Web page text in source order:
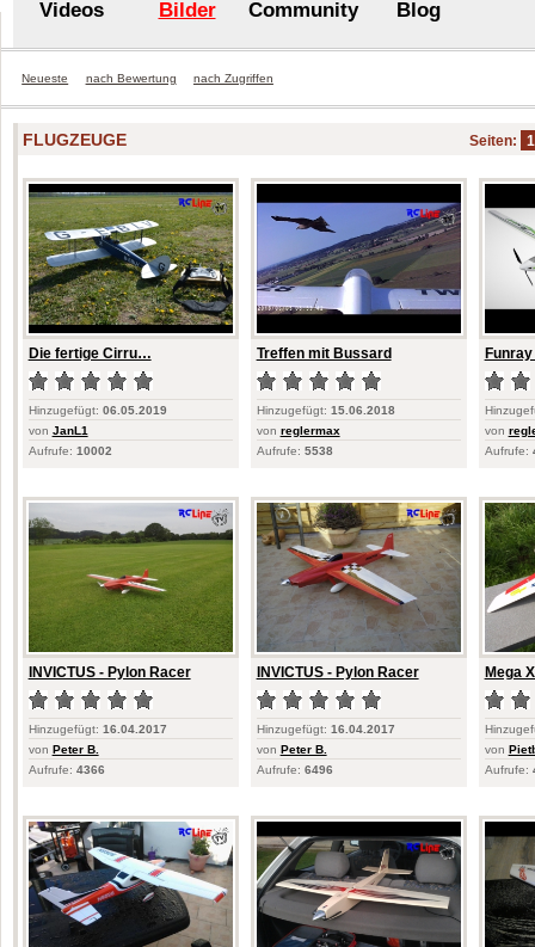
Videos Bilder Community Blog
Neueste nach Bewertung nach Zugriffen
Seiten: 1
FLUGZEUGE
Die fertige Cirru…
Hinzugefügt: 06.05.2019
von JanL1
Aufrufe: 10002
Treffen mit Bussard
Hinzugefügt: 15.06.2018
von reglermax
Aufrufe: 5538
von
Aufrufe:
INVICTUS - Pylon Racer
Hinzugefügt: 16.04.2017
von Peter B.
Aufrufe: 4366
INVICTUS - Pylon Racer
Hinzugefügt: 16.04.2017
von Peter B.
Aufrufe: 6496
Mega
von
Aufrufe: